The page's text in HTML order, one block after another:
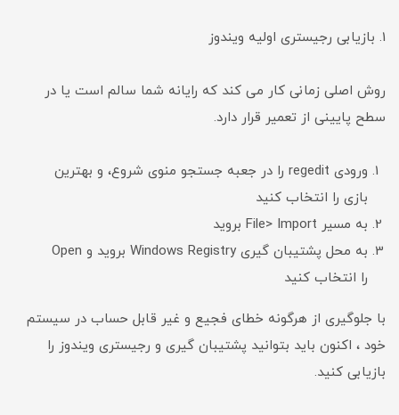
1. بازیابی رجیستری اولیه ویندوز
روش اصلی زمانی کار می کند که رایانه شما سالم است یا در
سطح پایینی از تعمیر قرار دارد.
ورودی regedit را در جعبه جستجو منوی شروع، و بهترین
بازی را انتخاب کنید
به مسیر File> Import بروید
به محل پشتیبان گیری Windows Registry بروید و Open
را انتخاب کنید
با جلوگیری از هرگونه خطای فجیع و غیر قابل حساب در سیستم
خود ، اکنون باید بتوانید پشتیبان گیری و رجیستری ویندوز را
بازیابی کنید.